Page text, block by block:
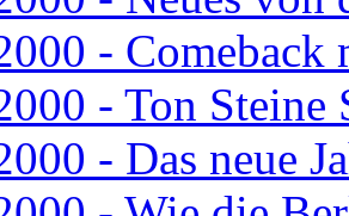
- Comeback
- Ton Steine
- Das neue